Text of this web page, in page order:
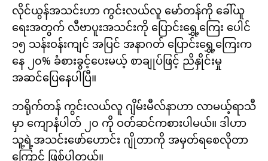
လိုင်ယွန်အသင်းဟာ ကွင်းလယ်လူ မော်တန်ကို ခေါ်ယူ
ရေးအတွက် လီဗာပူးအသင်းကို ပြောင်းရွှေ့ကြေး ပေါင်
၁၅ သန်းဝန်းကျင် အပြင် အနာဂတ် ပြောင်းရွှေ့ကြေးက
နေ ၂၀% ခံစားခွင့်ပေးမယ့် စာချုပ်ဖြင့် ညိနှိုင်းမှု
အဆင်ပြေနေပါပြီ။
ဘရိုက်တန် ကွင်းလယ်လူ ဂျိမ်းမီလ်နာဟာ လာမယ့်ရာသီ
မှာ ကျောနံပါတ် ၂၀ ကို ဝတ်ဆင်ကစားပါမယ်။ ဒါဟာ
သူ့ရဲ့အသင်းဖော်ဟောင်း ဂျိုတာကို အမှတ်ရစေလိုတာ
ကြောင့် ဖြစ်ပါတယ်။